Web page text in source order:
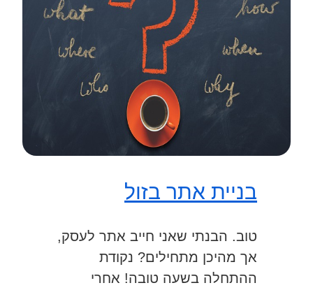
בניית אתר בזול
טוב. הבנתי שאני חייב אתר לעסק,
אך מהיכן מתחילים? נקודת
ההתחלה בשעה טובה! אחרי